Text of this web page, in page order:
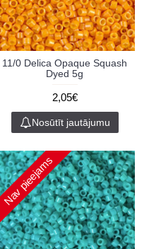
11/0 Delica Opaque Squash
Dyed 5g
2,05€
Nosūtīt jautājumu
Nav pieejams